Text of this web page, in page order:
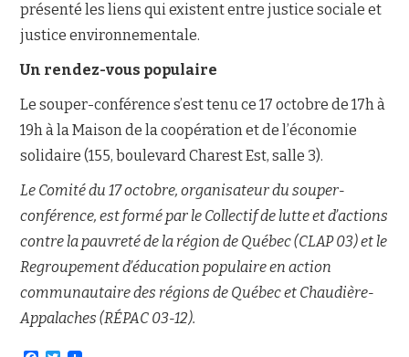
présenté les liens qui existent entre justice sociale et
justice environnementale.
Un rendez-vous populaire
Le souper-conférence s’est tenu ce 17 octobre de 17h à
19h à la Maison de la coopération et de l’économie
solidaire (155, boulevard Charest Est, salle 3).
Le Comité du 17 octobre, organisateur du souper-
conférence, est formé par le Collectif de lutte et d’actions
contre la pauvreté de la région de Québec (CLAP 03) et le
Regroupement d’éducation populaire en action
communautaire des régions de Québec et Chaudière-
Appalaches (RÉPAC 03-12).